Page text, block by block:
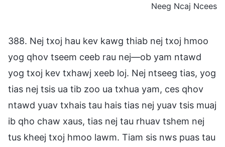
Neeg Ncaj Ncees
388. Nej txoj hau kev kawg thiab nej txoj hmoo
yog qhov tseem ceeb rau nej—ob yam ntawd
yog txoj kev txhawj xeeb loj. Nej ntseeg tias, yog
tias nej tsis ua tib zoo ua txhua yam, ces qhov
ntawd yuav txhais tau hais tias nej yuav tsis muaj
ib qho chaw xaus, tias nej tau rhuav tshem nej
tus kheej txoj hmoo lawm. Tiam sis nws puas tau